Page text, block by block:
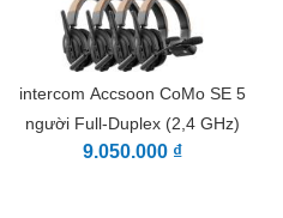
intercom Accsoon CoMo SE 5
người Full-Duplex (2,4 GHz)
9.050.000 ₫